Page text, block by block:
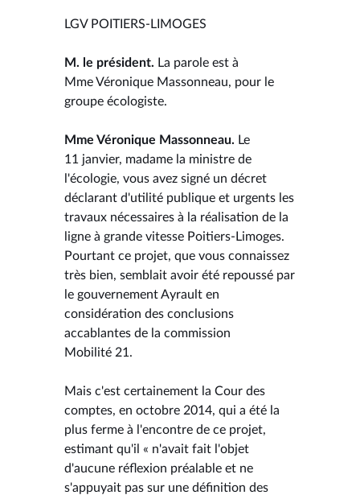
LGV POITIERS-LIMOGES
M. le président. La parole est à
Mme Véronique Massonneau, pour le
groupe écologiste.
Mme Véronique Massonneau. Le
11 janvier, madame la ministre de
l'écologie, vous avez signé un décret
déclarant d'utilité publique et urgents les
travaux nécessaires à la réalisation de la
ligne à grande vitesse Poitiers-Limoges.
Pourtant ce projet, que vous connaissez
très bien, semblait avoir été repoussé par
le gouvernement Ayrault en
considération des conclusions
accablantes de la commission
Mobilité 21.
Mais c'est certainement la Cour des
comptes, en octobre 2014, qui a été la
plus ferme à l'encontre de ce projet,
estimant qu'il « n'avait fait l'objet
d'aucune réflexion préalable et ne
s'appuyait pas sur une définition des